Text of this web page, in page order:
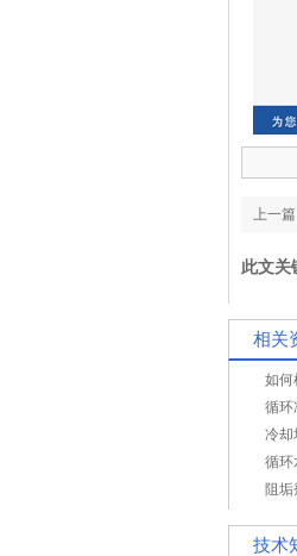
上一篇
此文关
相关
循环
冷却
循环
阻
技术